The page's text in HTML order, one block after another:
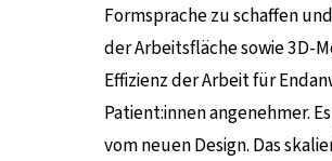
Formsprache zu schaffen
der Arbeitsfläche sowie 3D-
Effizienz der Arbeit für
Patient:innen angenehmer.
vom neuen Design. Das